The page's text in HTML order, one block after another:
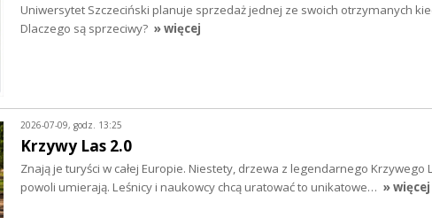
Uniwersytet Szczeciński planuje sprzedaż jednej ze swoich otrzymanych
Dlaczego są sprzeciwy? » więcej
2026-07-09, godz. 13:25
Krzywy Las 2.0
Znają je turyści w całej Europie. Niestety, drzewa z legendarnego
powoli umierają. Leśnicy i naukowcy chcą uratować to unikatowe… » więcej